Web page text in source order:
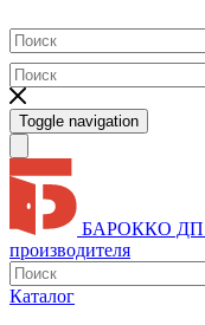
Toggle navigation
БАРОККО ДП
производителя
Каталог